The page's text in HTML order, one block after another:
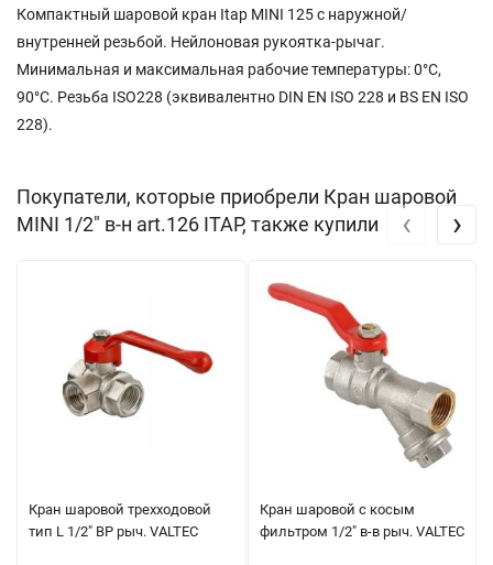
Компактный шаровой кран Itap MINI 125 с наружной/
внутренней резьбой. Нейлоновая рукоятка-рычаг.
Минимальная и максимальная рабочие температуры: 0°C,
90°C. Резьба ISO228 (эквивалентно DIN EN ISO 228 и BS EN ISO
228).
Покупатели, которые приобрели Кран шаровой
MINI 1/2" в-н art.126 ITAP, также купили
Кран шаровой трехходовой
тип L 1/2" ВР рыч. VALTEC
Кран шаровой с косым
фильтром 1/2" в-в рыч. VALTEC
‹ ›